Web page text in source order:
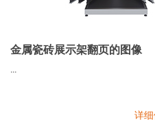
金属瓷砖展示架翻页的图像
...
详